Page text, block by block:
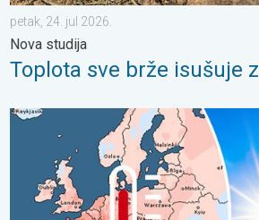
petak, 24. jul 2026.
Nova studija
Toplota sve brže isušuje
Rekordno topao jun u Evropi. Toplota i